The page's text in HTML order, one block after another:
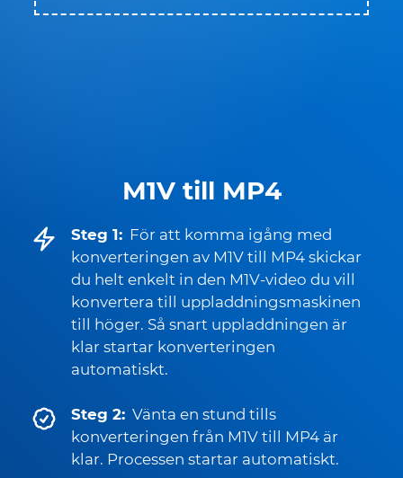
M1V till MP4
Steg 1: För att komma igång med
konverteringen av M1V till MP4 skickar
du helt enkelt in den M1V-video du vill
konvertera till uppladdningsmaskinen
till höger. Så snart uppladdningen är
klar startar konverteringen
automatiskt.
Steg 2: Vänta en stund tills
konverteringen från M1V till MP4 är
klar. Processen startar automatiskt.